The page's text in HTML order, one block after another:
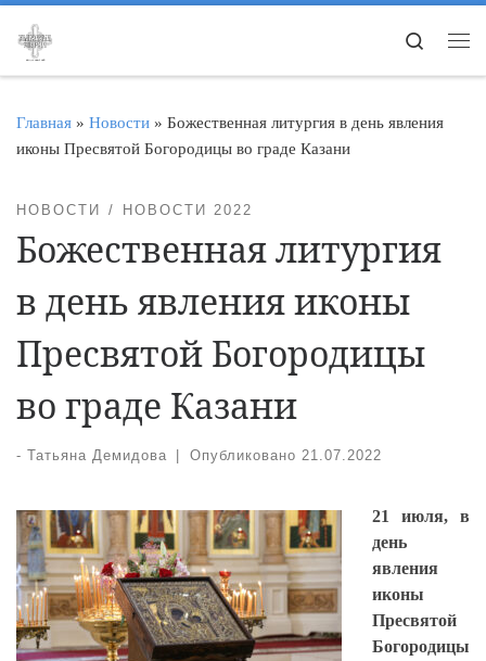
Перейти к содержимому
Search
Главная » Новости » Божественная литургия в день явления
иконы Пресвятой Богородицы во граде Казани
НОВОСТИ НОВОСТИ 2022
Божественная литургия
в день явления иконы
Пресвятой Богородицы
во граде Казани
- Татьяна Демидова Опубликовано 21.07.2022
21 июля, в
день
явления
иконы
Пресвятой
Богородицы